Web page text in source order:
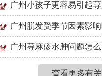
广州小孩子更容易引起
广州脱发受季节因素影
广州荨麻疹水肿问题怎
查看更多有